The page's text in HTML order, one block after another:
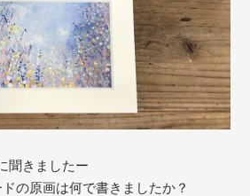
聞きましたー
の原画は何で書きましたか？